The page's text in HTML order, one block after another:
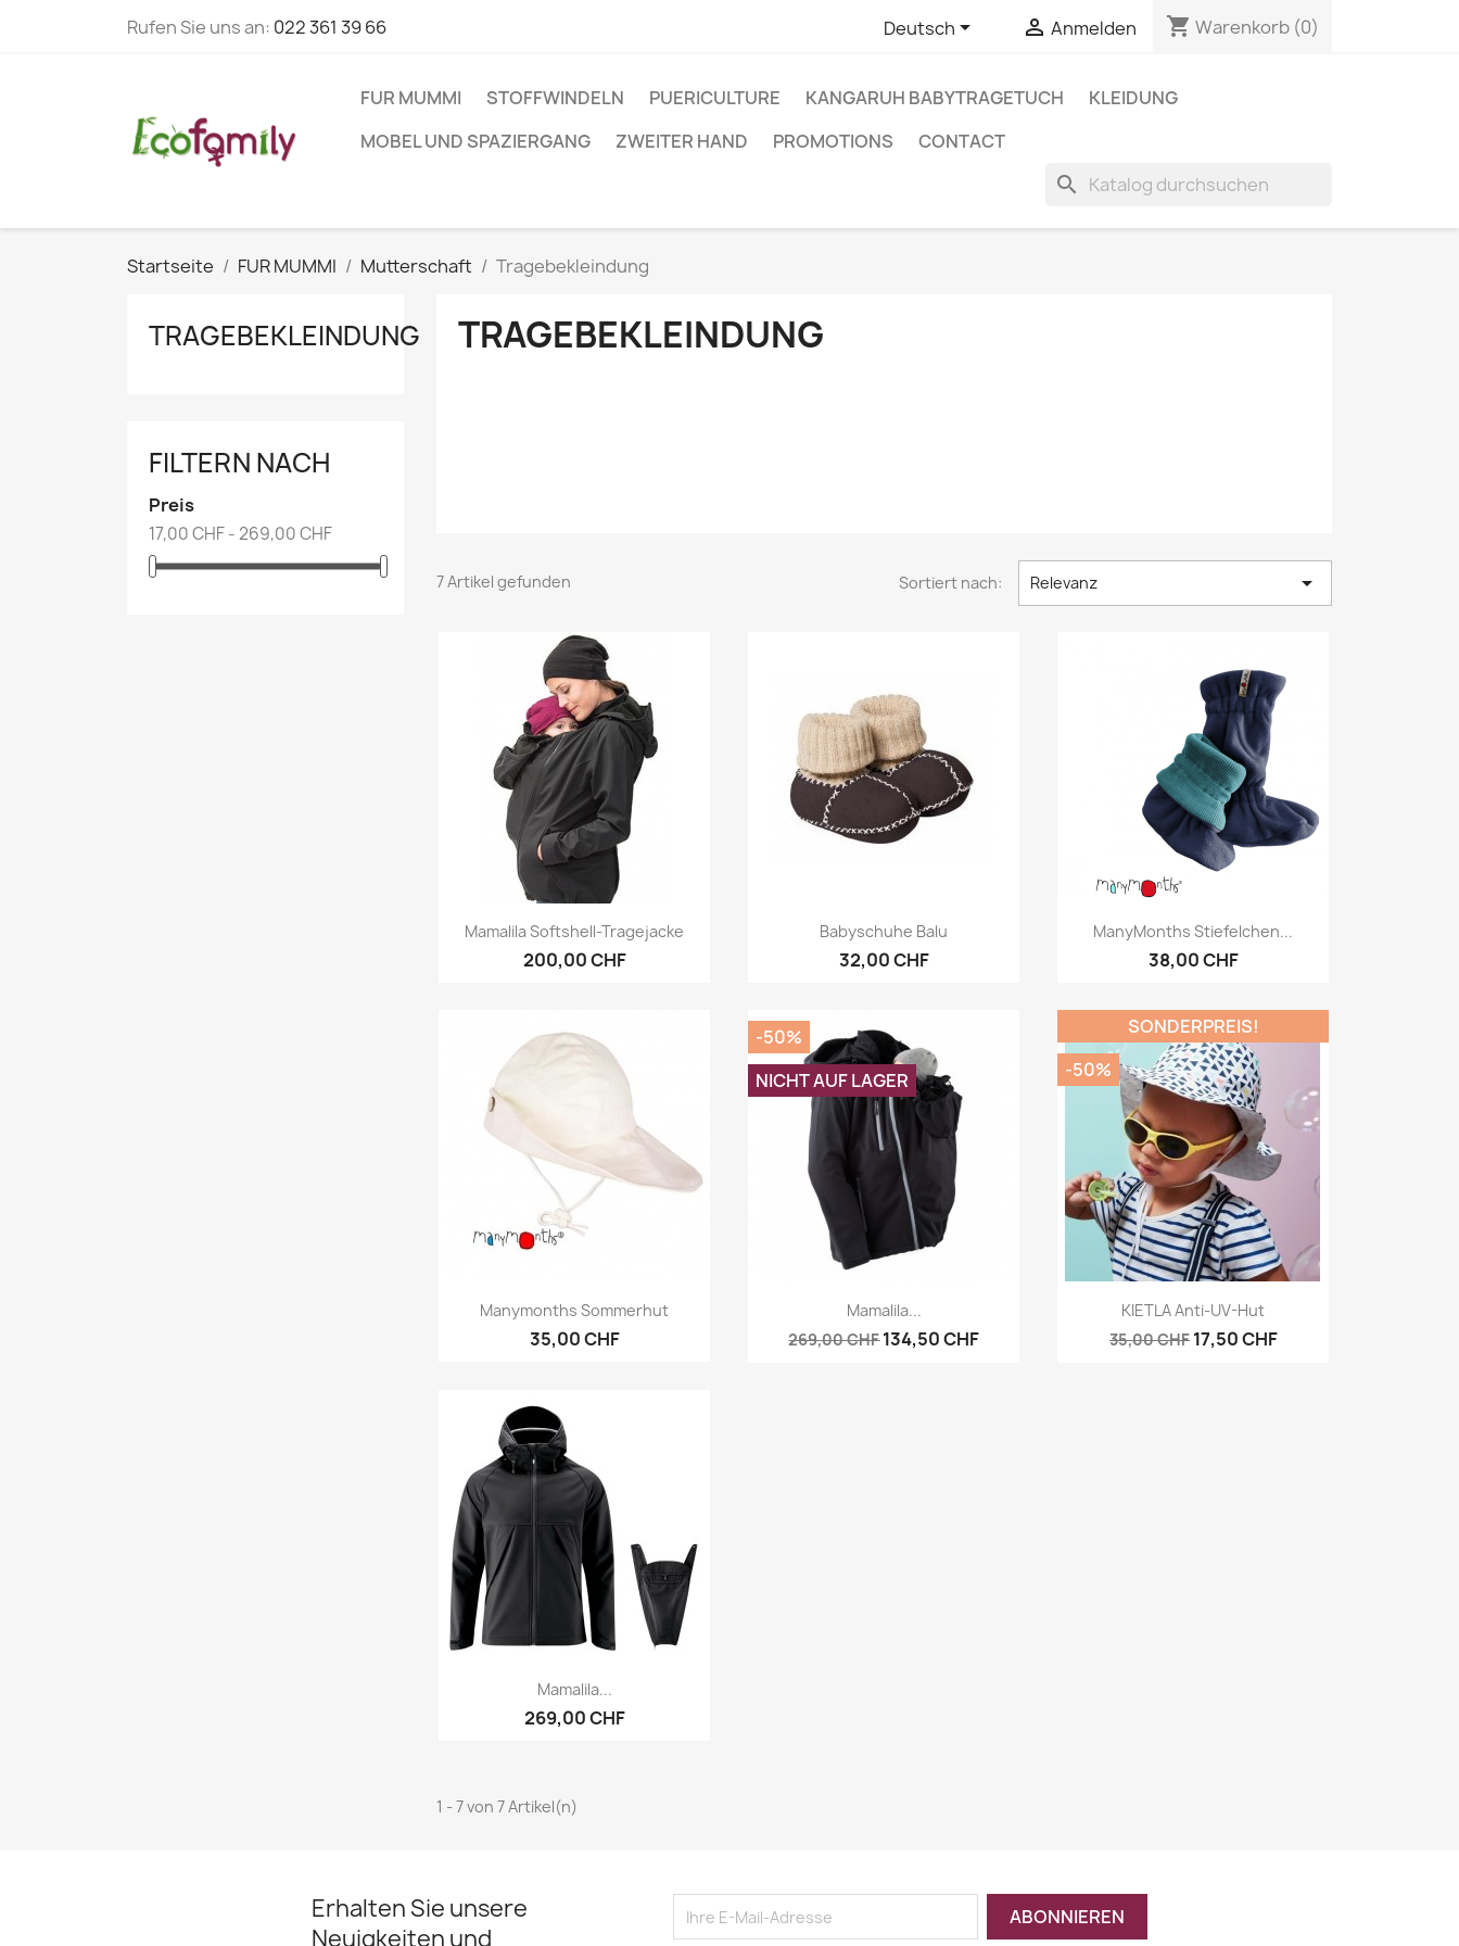
Rufen Sie uns an: 022 361 39 66 Deutsch  Anmelden shopping_cart Warenkorb (0)
FUR MUMMI STOFFWINDELN PUERICULTURE KANGARUH BABYTRAGETUCH
KLEIDUNG
MOBEL UND SPAZIERGANG
ZWEITER HAND PROMOTIONS CONTACT
search
Startseite FUR MUMMI Mutterschaft Tragebekleindung
TRAGEBEKLEINDUNG
FILTERN NACH
Preis
17,00 CHF - 269,00 CHF
TRAGEBEKLEINDUNG
7 Artikel gefunden Sortiert nach: Relevanz 
Vorschau
Mamalila Softshell-Tragejacke
200,00 CHF
Vorschau
Babyschuhe Balu
32,00 CHF
Vorschau
ManyMonths Stiefelchen...
38,00 CHF
Vorschau
Manymonths Sommerhut
35,00 CHF
Vorschau
Mamalila...
269,00 CHF134,50 CHF
-50%
NICHT AUF LAGER
Vorschau
KIETLA Anti-UV-Hut
35,00 CHF 17,50 CHF
SONDERPREIS!
-50%
Vorschau
Mamalila...
269,00 CHF
1 - 7 von 7 Artikel(n)
Erhalten Sie unsere
Neuigkeiten und